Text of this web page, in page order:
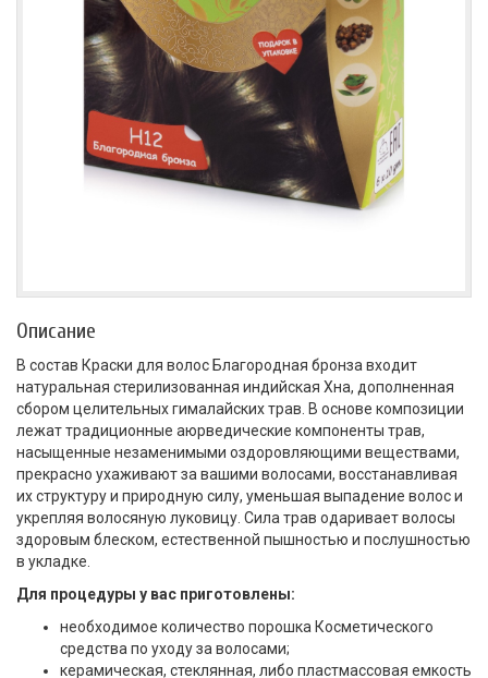
Описание
В состав Краски для волос Благородная бронза входит
натуральная стерилизованная индийская Хна, дополненная
сбором целительных гималайских трав. В основе композиции
лежат традиционные аюрведические компоненты трав,
насыщенные незаменимыми оздоровляющими веществами,
прекрасно ухаживают за вашими волосами, восстанавливая
их структуру и природную силу, уменьшая выпадение волос и
укрепляя волосяную луковицу. Сила трав одаривает волосы
здоровым блеском, естественной пышностью и послушностью
в укладке.
Для процедуры у вас приготовлены:
необходимое количество порошка Косметического
средства по уходу за волосами;
керамическая, стеклянная, либо пластмассовая емкость